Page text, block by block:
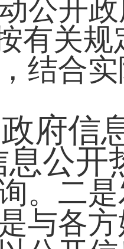
公开政
有关
结合
政府
息公开
。二
与各